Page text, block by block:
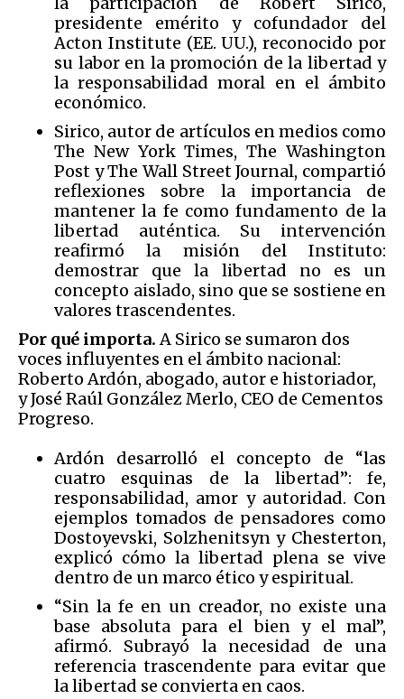
presidente emérito y cofundador del
Acton Institute (EE. UU.), reconocido por
su labor en la promoción de la libertad y
la responsabilidad moral en el ámbito
económico.
Sirico, autor de artículos en medios como
The New York Times, The Washington
Post y The Wall Street Journal, compartió
reflexiones sobre la importancia de
mantener la fe como fundamento de la
libertad auténtica. Su intervención
reafirmó la misión del Instituto:
demostrar que la libertad no es un
concepto aislado, sino que se sostiene en
valores trascendentes.
Por qué importa.A Sirico se sumaron dos
voces influyentes en el ámbito nacional:
Roberto Ardón, abogado, autor e historiador,
y José Raúl González Merlo, CEO de Cementos
Progreso.
Ardón desarrolló el concepto de “las
cuatro esquinas de la libertad”: fe,
responsabilidad, amor y autoridad. Con
ejemplos tomados de pensadores como
Dostoyevski, Solzhenitsyn y Chesterton,
explicó cómo la libertad plena se vive
dentro de un marco ético y espiritual.
“Sin la fe en un creador, no existe una
base absoluta para el bien y el mal”,
afirmó. Subrayó la necesidad de una
referencia trascendente para evitar que
la libertad se convierta en caos.